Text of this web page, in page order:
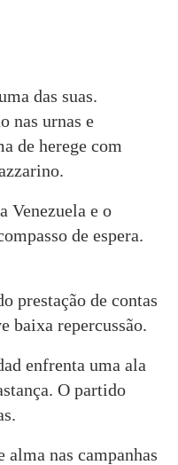
das suas.
nas urnas e
de herege com
Venezuela e o
de espera.
prestação de contas
baixa repercussão.
enfrenta uma ala
O partido
alma nas campanhas